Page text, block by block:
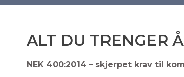
ALT DU TRENGER
NEK 400:2014 – skjerpet krav til